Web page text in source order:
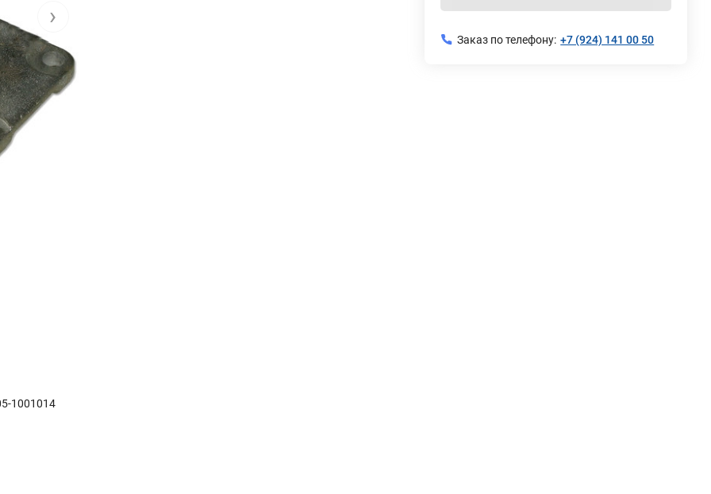
›
Заказ по телефону: +7 (924) 141 00 50
1001014